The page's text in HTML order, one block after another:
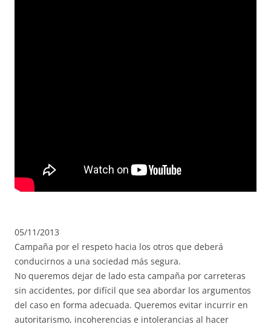
05/11/2013
Campaña por el respeto hacia los otros que deberá
conducirnos a una sociedad más segura.
No queremos dejar de lado esta campaña por carreteras
sin accidentes, por difícil que sea abordar los argumentos
del caso en forma adecuada. Queremos evitar incurrir en
autoritarismo, incoherencias e intolerancias al hacer